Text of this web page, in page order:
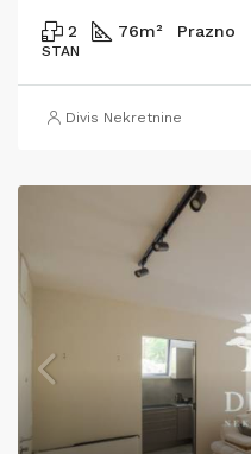
2 76m² Prazno
STAN
Divis Nekretnine